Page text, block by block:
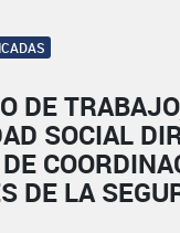
DE
SOCIAL
DE LA